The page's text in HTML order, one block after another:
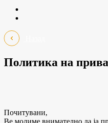
Политика на
Почитувани,